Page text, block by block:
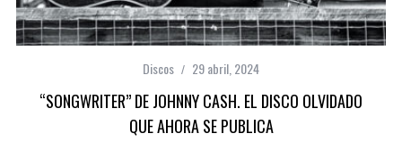
Discos 29 abril, 2024
“SONGWRITER” DE JOHNNY CASH. EL DISCO OLVIDADO
QUE AHORA SE PUBLICA